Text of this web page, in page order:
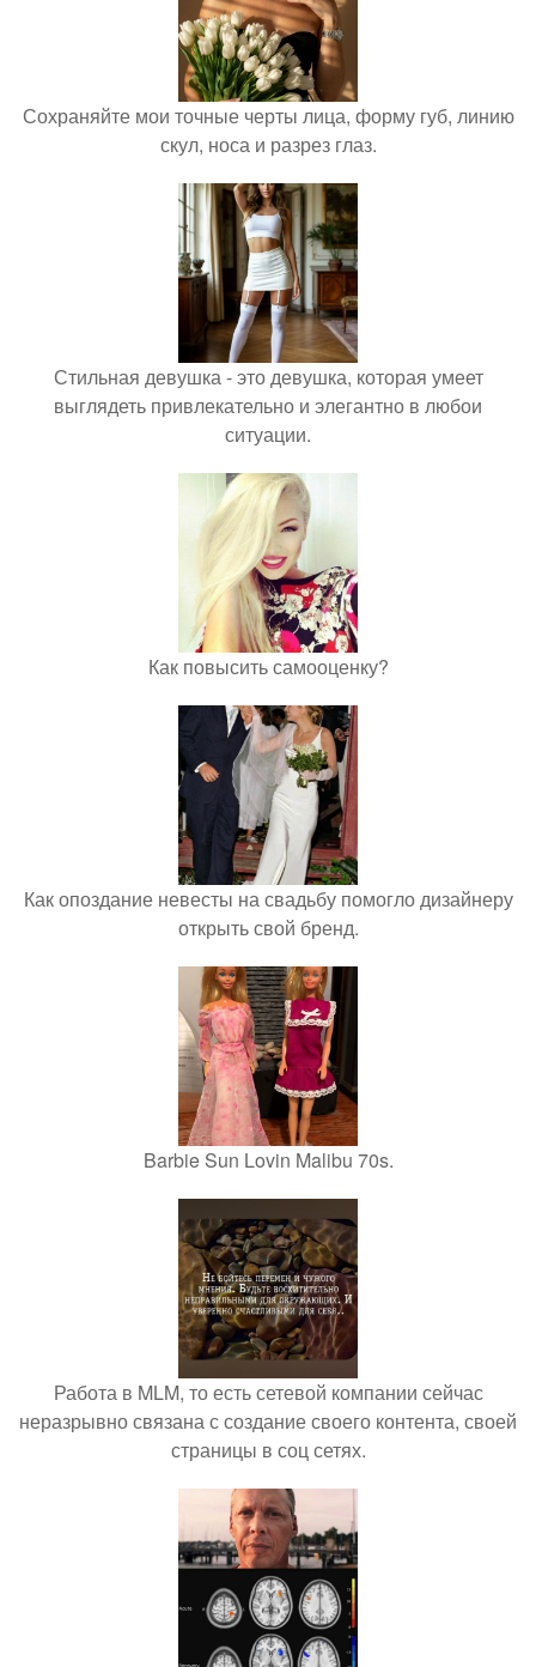
Сохраняйте мои точные черты лица, форму губ, линию
скул, носа и разрез глаз.
Стильная девушка - это девушка, которая умеет
выглядеть привлекательно и элегантно в любои
ситуации.
Как повысить самооценку?
Как опоздание невесты на свадьбу помогло дизайнеру
открыть свой бренд.
Barbie Sun Lovin Malibu 70s.
Работа в MLM, то есть сетевой компании сейчас
неразрывно связана с создание своего контента, своей
страницы в соц сетях.